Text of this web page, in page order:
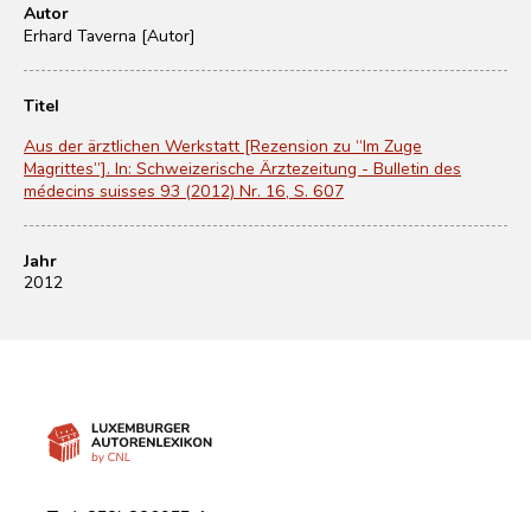
Autor
Erhard Taverna [Autor]
Titel
Aus der ärztlichen Werkstatt [Rezension zu “Im Zuge
Magrittes”]. In: Schweizerische Ärztezeitung - Bulletin des
médecins suisses 93 (2012) Nr. 16, S. 607
Jahr
2012